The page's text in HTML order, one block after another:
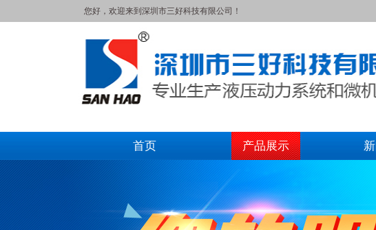
您好，欢迎来到深圳市三好科技有限公司！
首页 产品展示